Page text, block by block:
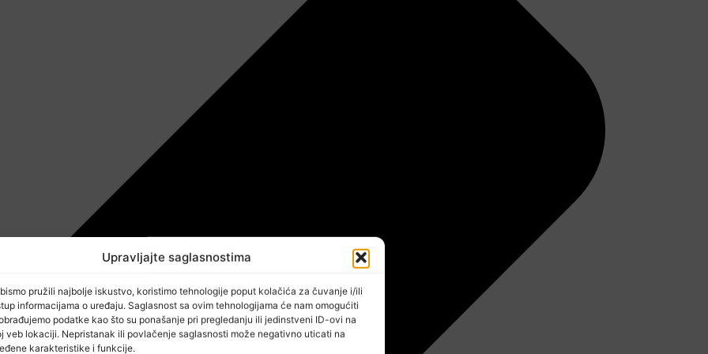
Upravljajte saglasnostima
pružili najbolje iskustvo, koristimo tehnologije poput kolačića za čuvanje i/ili
informacijama o uređaju. Saglasnost sa ovim tehnologijama će nam omogućiti
podatke kao što su ponašanje pri pregledanju ili jedinstveni ID-ovi na
veb lokaciji. Nepristanak ili povlačenje saglasnosti može negativno uticati na
karakteristike i funkcije.